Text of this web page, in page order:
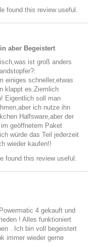
found this review useful.
aber Begeistert
ist groß anders
einiges schneller,etwas
klappt es.Ziemlich
Eigentlich soll man
ich nutze ihn
Halfsware,aber der
geöffnetem Paket
würde das Teil jederzeit
wieder kaufen!!
found this review useful.
4 gekauft und
! Alles funktioniert
. Ich bin voll begeistert
immer wieder gerne